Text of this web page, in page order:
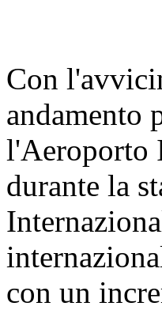
Con
andamento
l'Aeroporto
durante la
con un